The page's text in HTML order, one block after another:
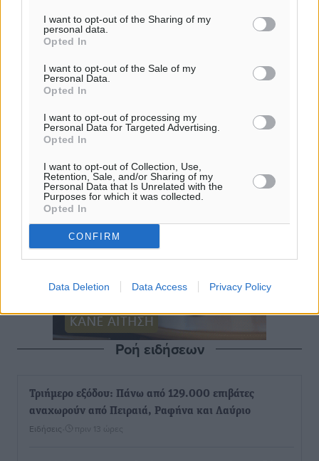
I want to opt-out of the Sharing of my
personal data.
Opted In
I want to opt-out of the Sale of my
Personal Data.
Opted In
I want to opt-out of processing my
Personal Data for Targeted Advertising.
Opted In
I want to opt-out of Collection, Use,
Retention, Sale, and/or Sharing of my
Personal Data that Is Unrelated with the
Purposes for which it was collected.
Opted In
CONFIRM
Data Deletion Data Access Privacy Policy
Ροή ειδήσεων
Τριήμερο εξόδου: Πάνω από 129.000 επιβάτες
αναχωρούν από Πειραιά, Ραφήνα και Λαύριο
Ειδήσεις πριν 13 ώρες